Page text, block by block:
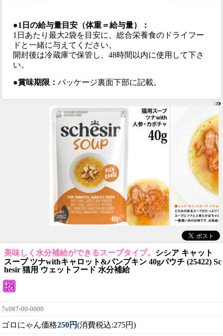
●1日の給与量目安（体重＝給与量）：
1日あたり最大2袋を目安に、総合栄養食のドライフー
ドと一緒に与えてください。
開封後は冷蔵庫で保管し、48時間以内に使用して下さ
い。
●賞味期限：パッケージ裏面下部に記載。
美味しく水分補給ができるスープタイプ。 シシア キャット
スープ ツナwithキャロット&パンプキン 40gパウチ (25422) Sc
hesir 猫用 ウェットフード 水分補給
7x087-00-0000
ゴロにゃん価格250円(消費税込:275円)